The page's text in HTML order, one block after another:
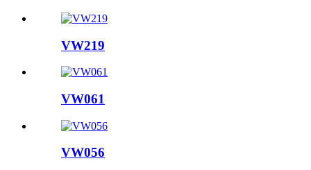
VW219
VW061
VW056